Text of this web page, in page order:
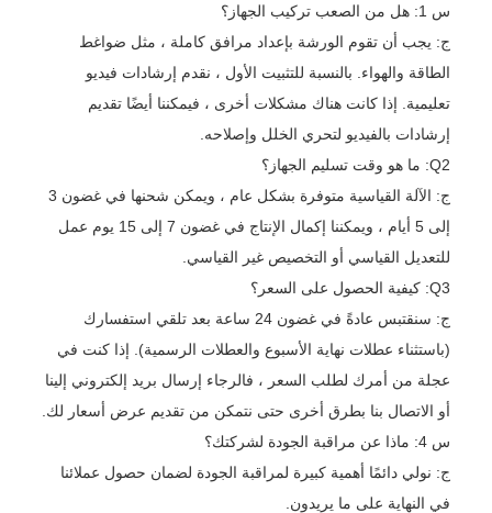
س 1: هل من الصعب تركيب الجهاز؟
ج: يجب أن تقوم الورشة بإعداد مرافق كاملة ، مثل ضواغط
الطاقة والهواء. بالنسبة للتثبيت الأول ، نقدم إرشادات فيديو
تعليمية. إذا كانت هناك مشكلات أخرى ، فيمكننا أيضًا تقديم
إرشادات بالفيديو لتحري الخلل وإصلاحه.
Q2: ما هو وقت تسليم الجهاز؟
ج: الآلة القياسية متوفرة بشكل عام ، ويمكن شحنها في غضون 3
إلى 5 أيام ، ويمكننا إكمال الإنتاج في غضون 7 إلى 15 يوم عمل
للتعديل القياسي أو التخصيص غير القياسي.
Q3: كيفية الحصول على السعر؟
ج: سنقتبس عادةً في غضون 24 ساعة بعد تلقي استفسارك
(باستثناء عطلات نهاية الأسبوع والعطلات الرسمية). إذا كنت في
عجلة من أمرك لطلب السعر ، فالرجاء إرسال بريد إلكتروني إلينا
أو الاتصال بنا بطرق أخرى حتى نتمكن من تقديم عرض أسعار لك.
س 4: ماذا عن مراقبة الجودة لشركتك؟
ج: نولي دائمًا أهمية كبيرة لمراقبة الجودة لضمان حصول عملائنا
في النهاية على ما يريدون.